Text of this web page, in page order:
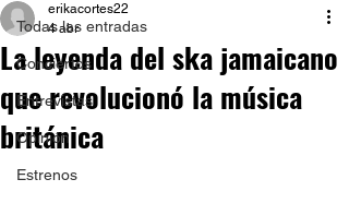
Todas las entradas
Conciertos
Entrevistas
Opinión
Estrenos
La leyenda del ska jamaicano
que revolucionó la música
británica
erikacortes22
4 abr